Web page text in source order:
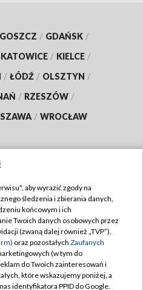
/ GDAŃSK /
KATOWICE / KIELCE /
/ ŁÓDŹ / OLSZTYN /
/ RZESZÓW /
/ WROCŁAW
TVP
TVP
prywatności
zgody
aby wyrazić zgody na
śledzenia i zbierania danych,
końcowym i ich
Twoich danych osobowych przez
(zwaną dalej również „TVP”),
oraz pozostałych Zaufanych
(w tym do
do Twoich zainteresowań i
które wskazujemy poniżej, a
identyfikatora PPID do Google.